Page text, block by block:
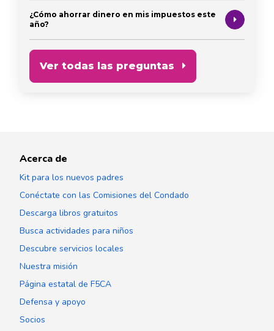
¿Cómo ahorrar dinero en mis impuestos este
año?
Ver todas las preguntas
Acerca de
Kit para los nuevos padres
Conéctate con las Comisiones del Condado
Descarga libros gratuitos
Busca actividades para niños
Descubre servicios locales
Nuestra misión
Página estatal de F5CA
Defensa y apoyo
Socios